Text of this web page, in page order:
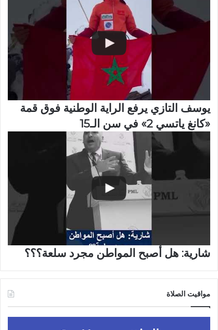
يوسف التازي يرفع الراية الوطنية فوق قمة
«كانغ ياتسي 2» في سن الـ15
شارية: هل أصبح المواطن مجرد سلعة؟؟؟
مواقيت الصلاة